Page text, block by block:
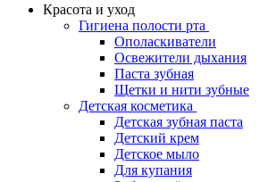
Красота и уход
Гигиена полости рта
Ополаскиватели
Освежители дыхания
Паста зубная
Щетки и нити зубные
Детская косметика
Детская зубная паста
Детский крем
Детское мыло
Для купания